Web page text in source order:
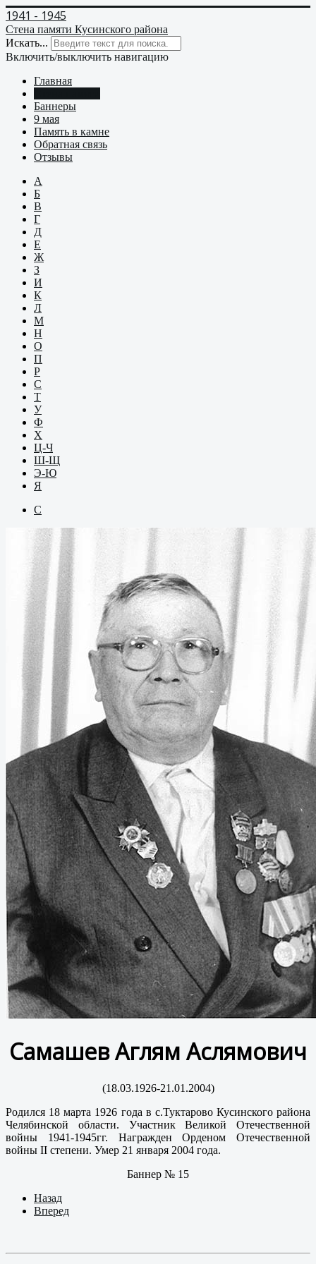
1941 - 1945
Стена памяти Кусинского района
Искать...
Включить/выключить навигацию
Главная
Баннеры
9 мая
Память в камне
Обратная связь
Отзывы
А
Б
В
Г
Д
Е
Ж
З
И
К
Л
М
Н
О
П
Р
С
Т
У
Ф
Х
Ц-Ч
Ш-Щ
Э-Ю
Я
С
Самашев Аглям Аслямович
(18.03.1926-21.01.2004)
Родился 18 марта 1926 года в с.Туктарово Кусинского района
Челябинской области. Участник Великой Отечественной
войны 1941-1945гг. Награжден Орденом Отечественной
войны II степени. Умер 21 января 2004 года.
Баннер № 15
Назад
Вперед